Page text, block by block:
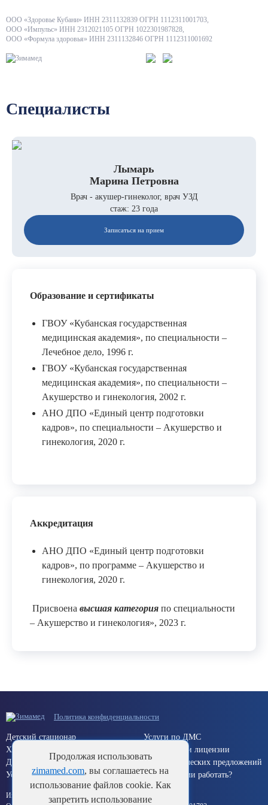
ООО «Здоровье Кубани» ИНН 2311132839 ОГРН 1112311001703,
ООО «Импульс» ИНН 2312021105 ОГРН 1022301987828,
ООО «Формула здоровья» ИНН 2311132846 ОГРН 1112311001692
Специалисты
Лымарь
Марина Петровна
Врач - акушер-гинеколог, врач УЗД
стаж: 23 года
Записаться на прием
Образование и сертификаты
ГВОУ «Кубанская государственная
медицинская академия», по специальности –
Лечебное дело, 1996 г.
ГВОУ «Кубанская государственная
медицинская академия», по специальности –
Акушерство и гинекология, 2002 г.
АНО ДПО «Единый центр подготовки
кадров», по специальности – Акушерство и
гинекология, 2020 г.
Аккредитация
АНО ДПО «Единый центр подготовки
кадров», по программе – Акушерство и
гинекология, 2020 г.
Присвоена высшая категория по специальности
– Акушерство и гинекология», 2023 г.
Продолжая использовать
zimamed.com, вы соглашаетесь на
использование файлов cookie. Как
запретить использование
Политика конфиденциальности
Детский стационар
Хирургический стационар
Дневной стационар
Услуги по ОМС (Краснодар)
Услуги по ДМС
Документы и лицензии
Для коммерческих предложений
Хотите с нами работать?
Информация об исполнителе: